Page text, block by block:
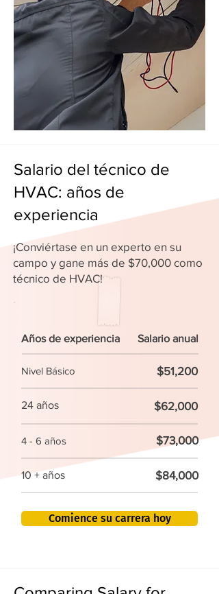
Salario del técnico de
HVAC: años de
experiencia
¡Conviértase en un experto en su
campo y gane más de $70,000 como
técnico de HVAC!
Años de experiencia Salario anual
Nivel Básico $51,200
24 años $62,000
4 - 6 años $73,000
10 + años $84,000
Comience su carrera hoy